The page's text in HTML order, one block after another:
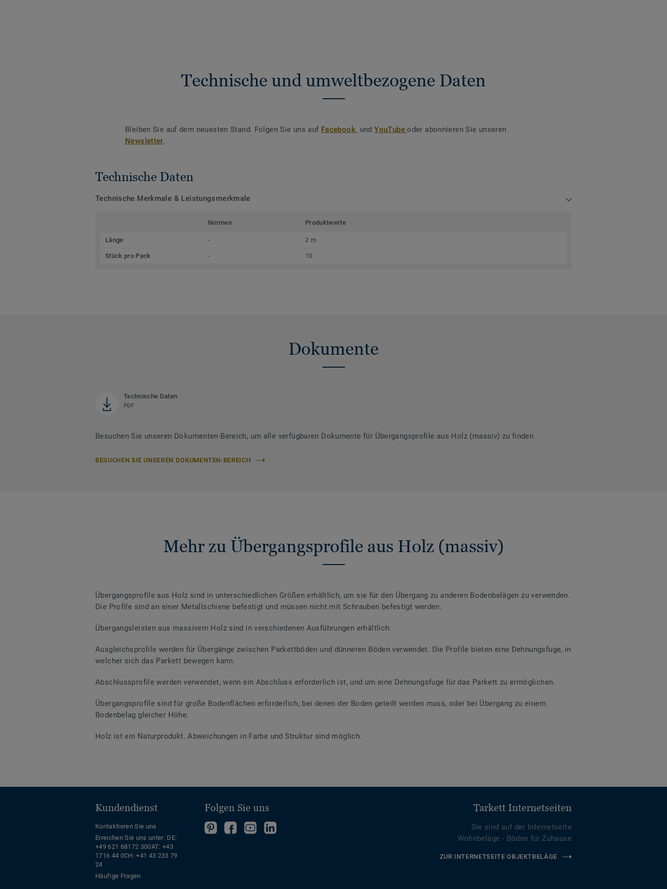
Technische und umweltbezogene Daten
Bleiben Sie auf dem neuesten Stand. Folgen Sie uns auf Facebook undYouTubeoder abonnieren Sie unseren
Newsletter.
Technische Daten
Technische Merkmale & Leistungsmerkmale
Normen Produktwerte
Länge - 2 m
Stück pro Pack - 10
Dokumente
Technische Daten
PDF
Besuchen Sie unseren Dokumenten-Bereich, um alle verfügbaren Dokumente für Übergangsprofile aus Holz (massiv) zu finden
BESUCHEN SIE UNSEREN DOKUMENTEN-BEREICH
Mehr zu Übergangsprofile aus Holz (massiv)
Übergangsprofile aus Holz sind in unterschiedlichen Größen erhältlich, um sie für den Übergang zu anderen Bodenbelägen zu verwenden.
Die Profile sind an einer Metallschiene befestigt und müssen nicht mit Schrauben befestigt werden.
Übergangsleisten aus massivem Holz sind in verschiedenen Ausführungen erhältlich:
Ausgleichsprofile werden für Übergänge zwischen Parkettböden und dünneren Böden verwendet. Die Profile bieten eine Dehnungsfuge, in
welcher sich das Parkett bewegen kann.
Abschlussprofile werden verwendet, wenn ein Abschluss erforderlich ist, und um eine Dehnungsfuge für das Parkett zu ermöglichen.
Übergangsprofile sind für große Bodenflächen erforderlich, bei denen der Boden geteilt werden muss, oder bei Übergang zu einem
Bodenbelag gleicher Höhe.
Holz ist ein Naturprodukt. Abweichungen in Farbe und Struktur sind möglich.
Kundendienst
Kontaktieren Sie uns
Erreichen Sie uns unter: DE:
+49 621 68172 300AT: +43
1716 44 0CH: +41 43 233 79
24
Häufige Fragen
Folgen Sie uns
FolgenFolgenFolgeFolgen
Tarkett Internetseiten
Sie sind auf der Internetseite
Wohnbeläge - Böden für Zuhause
ZUR INTERNETSEITE OBJEKTBELÄGE